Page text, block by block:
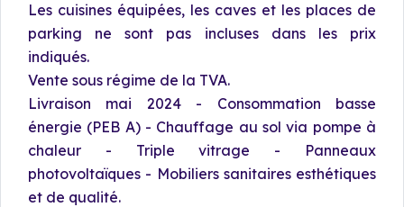
Les cuisines équipées, les caves et les places de
parking ne sont pas incluses dans les prix
indiqués.
Vente sous régime de la TVA.
Livraison mai 2024 - Consommation basse
énergie (PEB A) - Chauffage au sol via pompe à
chaleur - Triple vitrage - Panneaux
photovoltaïques - Mobiliers sanitaires esthétiques
et de qualité.